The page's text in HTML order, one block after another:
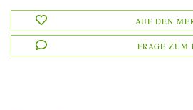
AUF DEN
FRAGE ZUM